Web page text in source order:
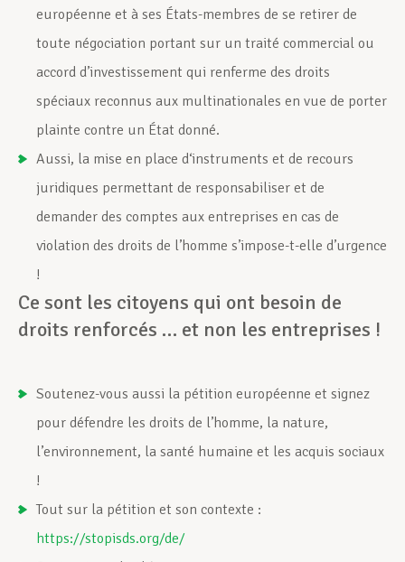
européenne et à ses États-membres de se retirer de
toute négociation portant sur un traité commercial ou
accord d’investissement qui renferme des droits
spéciaux reconnus aux multinationales en vue de porter
plainte contre un État donné.
Aussi, la mise en place d‘instruments et de recours
juridiques permettant de responsabiliser et de
demander des comptes aux entreprises en cas de
violation des droits de l’homme s’impose-t-elle d’urgence
!
Ce sont les citoyens qui ont besoin de
droits renforcés … et non les entreprises !
Soutenez-vous aussi la pétition européenne et signez
pour défendre les droits de l’homme, la nature,
l’environnement, la santé humaine et les acquis sociaux
!
Tout sur la pétition et son contexte :
https://stopisds.org/de/